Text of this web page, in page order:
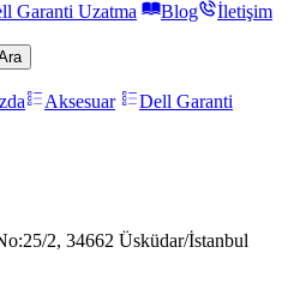
Garanti Uzatma Blog
İletişim
Aksesuar
Dell Garanti
2, 34662 Üsküdar/İstanbul